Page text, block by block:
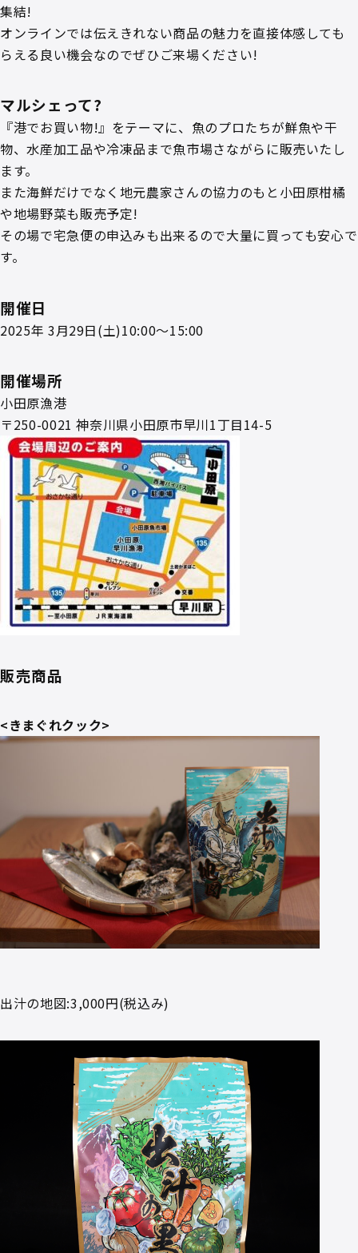
集結!
オンラインでは伝えきれない商品の魅力を直接体感しても
らえる良い機会なのでぜひご来場ください!
マルシェって?
『港でお買い物!』をテーマに、魚のプロたちが鮮魚や干
物、水産加工品や冷凍品まで魚市場さながらに販売いたし
ます。
また海鮮だけでなく地元農家さんの協力のもと小田原柑橘
や地場野菜も販売予定!
その場で宅急便の申込みも出来るので大量に買っても安心で
す。
開催日
2025年 3月29日(土)10:00～15:00
開催場所
小田原漁港
〒250-0021 神奈川県小田原市早川1丁目14-5
販売商品
<きまぐれクック>
出汁の地図:3,000円(税込み)